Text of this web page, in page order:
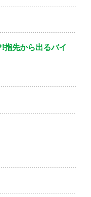
指先から出るバイ